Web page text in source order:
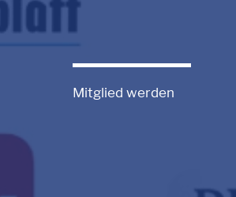
Mitglied werden